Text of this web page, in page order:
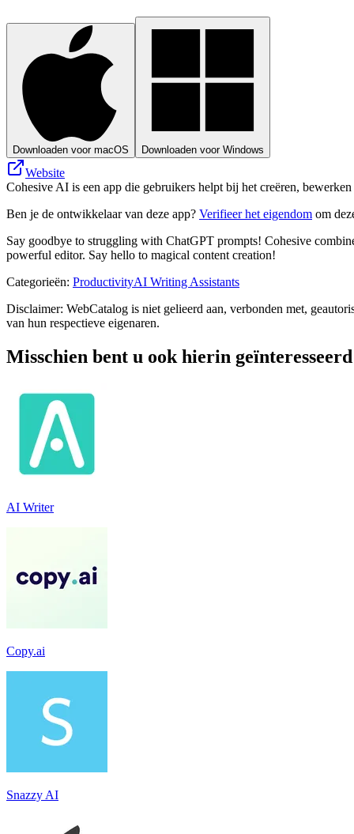
Downloaden voor macOS Downloaden voor Windows
Website
Cohesive AI is een app die gebruikers helpt bij het creëren,
Ben je de ontwikkelaar van deze app? Verifieer het eigendom om
Say goodbye to struggling with ChatGPT prompts! Cohesive
powerful editor. Say hello to magical content creation!
Categorieën: ProductivityAI Writing Assistants
Disclaimer: WebCatalog is niet gelieerd aan, verbonden met,
van hun respectieve eigenaren.
Misschien bent u ook hierin geïnteresseerd
AI Writer
Copy.ai
Snazzy AI